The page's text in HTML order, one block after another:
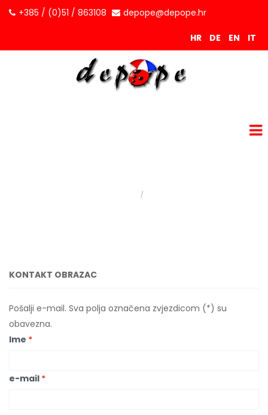
+385 / (0)51 / 863108 depope@depope.hr
HR DE EN IT
KONTAKT OBRAZAC
Pošalji e-mail. Sva polja označena zvjezdicom (*) su
obavezna.
Ime *
e-mail *